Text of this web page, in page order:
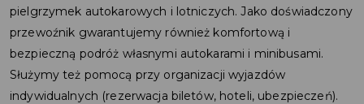
pielgrzymek autokarowych i lotniczych. Jako doświadczony
przewoźnik gwarantujemy również komfortową i
bezpieczną podróż własnymi autokarami i minibusami.
Służymy też pomocą przy organizacji wyjazdów
indywidualnych (rezerwacja biletów, hoteli, ubezpieczeń).